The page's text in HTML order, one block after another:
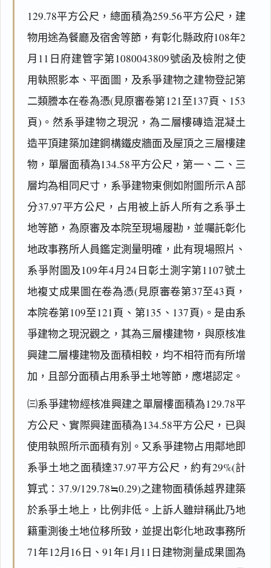
129.78平方公尺，總面積為259.56平方公尺，建
物用途為餐廳及宿舍等節，有彰化縣政府108年2
月11日府建管字第1080043809號函及檢附之使
用執照影本、平面圖，及系爭建物之建物登記第
二類謄本在卷為憑(見原審卷第121至137頁、153
頁)。然系爭建物之現況，為二層樓磚造混凝土
造平頂建築加建鋼構鐵皮牆面及屋頂之三層樓建
物，單層面積為134.58平方公尺，第一、二、三
層均為相同尺寸，系爭建物東側如附圖所示Ａ部
分37.97平方公尺，占用被上訴人所有之系爭土
地等節，為原審及本院至現場履勘，並囑託彰化
地政事務所人員鑑定測量明確，此有現場照片、
系爭附圖及109年4月24日彰土測字第1107號土
地複丈成果圖在卷為憑(見原審卷第37至43頁，
本院卷第109至121頁、第135、137頁)。是由系
爭建物之現況觀之，其為三層樓建物，與原核准
興建二層樓建物及面積相較，均不相符而有所增
加，且部分面積占用系爭土地等節，應堪認定。
㈢系爭建物經核准興建之單層樓面積為129.78平
方公尺、實際興建面積為134.58平方公尺，已與
使用執照所示面積有別。又系爭建物占用鄰地即
系爭土地之面積達37.97平方公尺，約有29%(計
算式：37.9/129.78≒0.29)之建物面積係越界建築
於系爭土地上，比例非低。上訴人雖辯稱此乃地
籍重測後土地位移所致，並提出彰化地政事務所
71年12月16日、91年1月11日建物測量成果圖為